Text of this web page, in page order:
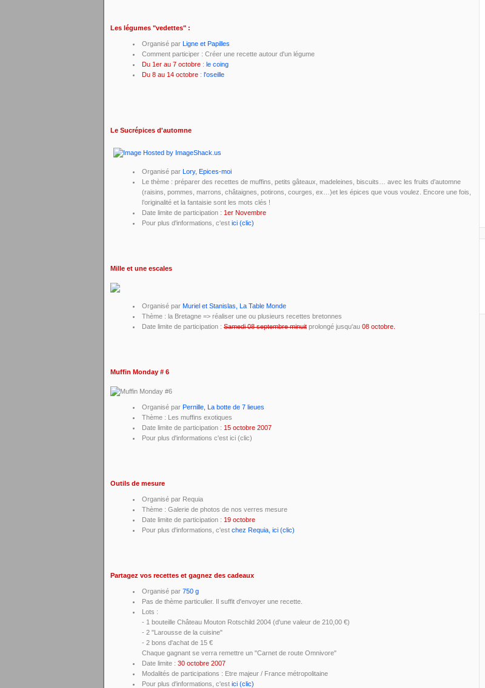
Les légumes "vedettes" :
Organisé par Ligne et Papilles
Comment participer : Créer une recette autour d'un légume
Du 1er au 7 octobre : le coing
Du 8 au 14 octobre : l'oseille
Le Sucrépices d'automne
Organisé par Lory, Epices-moi
Le thème : préparer des recettes de muffins, petits gâteaux, madeleines, biscuits… avec les fruits d’automne
(raisins, pommes, marrons, châtaignes, potirons, courges, ex…)et les épices que vous voulez. Encore une fois,
l’originalité et la fantaisie sont les mots clés !
Date limite de participation : 1er Novembre
Pour plus d'informations, c'est ici (clic)
Mille et une escales
Organisé par Muriel et Stanislas, La Table Monde
Thème : la Bretagne => réaliser une ou plusieurs recettes bretonnes
Date limite de participation : Samedi 08 septembre minuit prolongé jusqu'au 08 octobre.
Muffin Monday # 6
Organisé par Pernille, La botte de 7 lieues
Thème : Les muffins exotiques
Date limite de participation : 15 octobre 2007
Pour plus d'informations c'est ici (clic)
Outils de mesure
Organisé par Requia
Thème : Galerie de photos de nos verres mesure
Date limite de participation : 19 octobre
Pour plus d'informations, c'est chez Requia, ici (clic)
Partagez vos recettes et gagnez des cadeaux
Organisé par 750 g
Pas de thème particulier. Il suffit d'envoyer une recette.
Lots :
- 1 bouteille Château Mouton Rotschild 2004 (d'une valeur de 210,00 €)
- 2 "Larousse de la cuisine"
- 2 bons d'achat de 15 €
Chaque gagnant se verra remettre un "Carnet de route Omnivore"
Date limite : 30 octobre 2007
Modalités de participations : Etre majeur / France métropolitaine
Pour plus d'informations, c'est ici (clic)